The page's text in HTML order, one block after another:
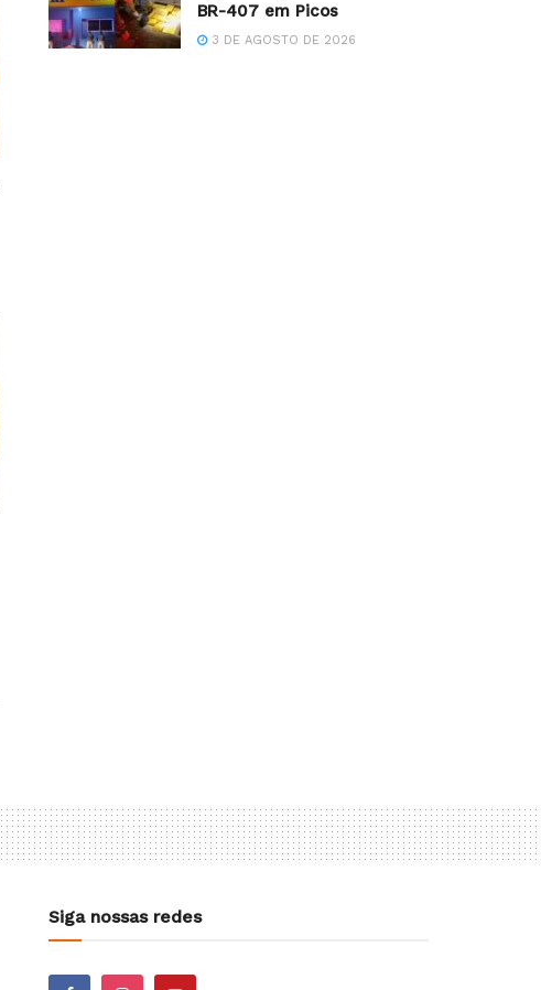
BR-407 em Picos
3 DE AGOSTO DE 2026
Siga nossas redes